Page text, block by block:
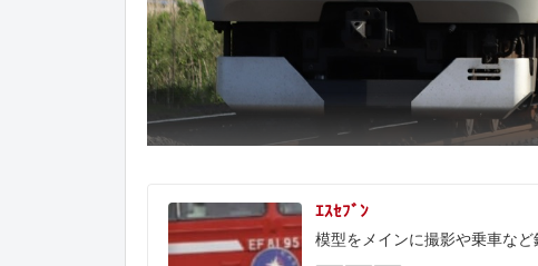
ｴｽｾﾌﾞﾝ
模型をメインに撮影や乗車など